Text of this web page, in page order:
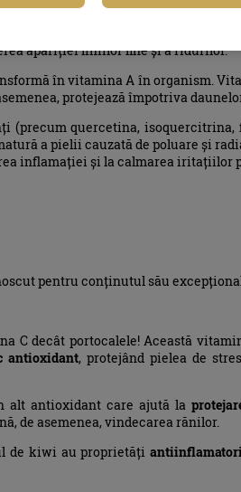
contribuie la producția de
apariției liniilor fine și a ridurilor.
în vitamina A în organism.
protejează împotriva
(precum quercetina,
a pielii cauzată de poluare și
inflamației și la calmarea iritațiilor
pentru conținutul său
C decât portocalele! Această
antioxidant, protejând pielea de
alt antioxidant care ajută la
de asemenea, vindecarea rănilor.
de kiwi au proprietăți